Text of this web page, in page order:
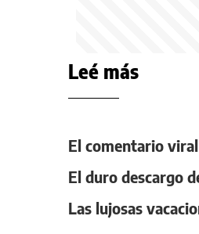
Leé más
El comentario
El duro descargo
Las lujosas